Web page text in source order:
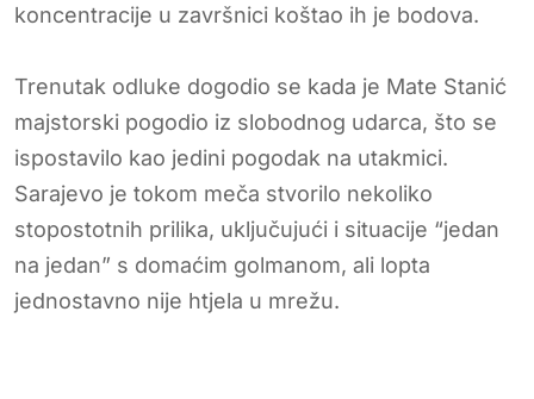
koncentracije u završnici koštao ih je bodova.
Trenutak odluke dogodio se kada je Mate Stanić
majstorski pogodio iz slobodnog udarca, što se
ispostavilo kao jedini pogodak na utakmici.
Sarajevo je tokom meča stvorilo nekoliko
stopostotnih prilika, uključujući i situacije “jedan
na jedan” s domaćim golmanom, ali lopta
jednostavno nije htjela u mrežu.